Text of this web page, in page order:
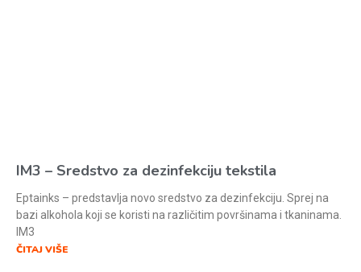
IM3 – Sredstvo za dezinfekciju tekstila
Eptainks – predstavlja novo sredstvo za dezinfekciju. Sprej na
bazi alkohola koji se koristi na različitim površinama i tkaninama.
IM3
ČITAJ VIŠE